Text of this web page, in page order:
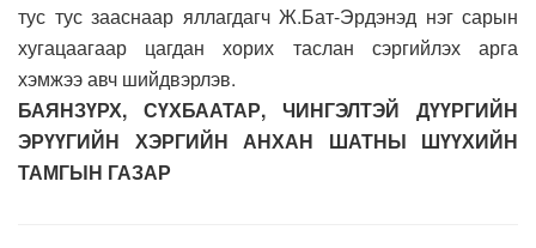
тус тус зааснаар яллагдагч Ж.Бат-Эрдэнэд нэг сарын
хугацаагаар цагдан хорих таслан сэргийлэх арга
хэмжээ авч шийдвэрлэв.
БАЯНЗҮРХ, СҮХБААТАР, ЧИНГЭЛТЭЙ ДҮҮРГИЙН
ЭРҮҮГИЙН ХЭРГИЙН АНХАН ШАТНЫ ШҮҮХИЙН
ТАМГЫН ГАЗАР